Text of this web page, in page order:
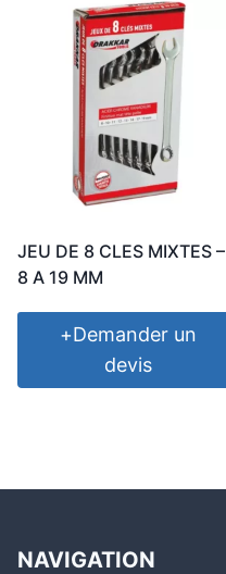
JEU DE 8 CLES MIXTES –
8 A 19 MM
+Demander un
devis
NAVIGATION